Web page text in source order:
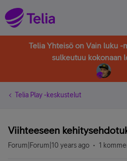
Telia Yhteisö on Vain luku -
sulkeutuu kokonaan
Telia Play -keskustelut
Viihteeseen
Forum|Forum|10 years ago 1